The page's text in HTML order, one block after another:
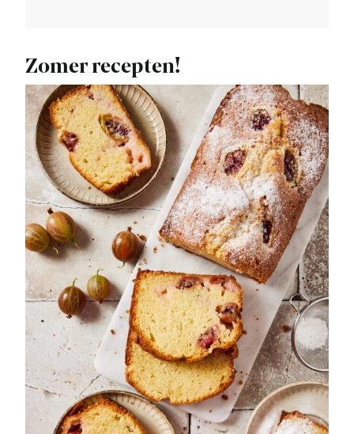
Zomer recepten!